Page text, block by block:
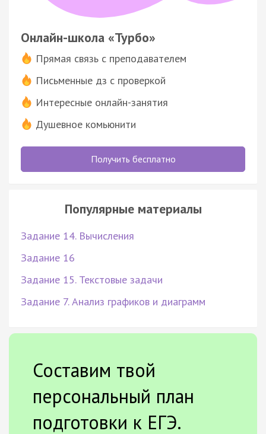
Онлайн-школа «Турбо»
Прямая связь с преподавателем
Письменные дз с проверкой
Интересные онлайн-занятия
Душевное комьюнити
Получить бесплатно
Популярные материалы
Задание 14. Вычисления
Задание 16
Задание 15. Текстовые задачи
Задание 7. Анализ графиков и диаграмм
Составим твой
персональный план
подготовки к ЕГЭ.